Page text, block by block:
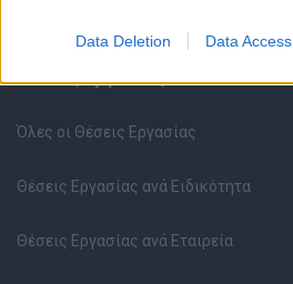
Data Deletion Data Access
Όλες οι Θέσεις Εργασίας
Θέσεις Εργασίας ανά Ειδικότητα
Θέσεις Εργασίας ανά Εταιρεία